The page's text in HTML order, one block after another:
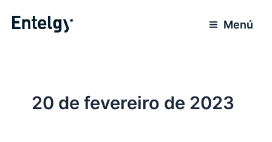
para
Menú
20 de fevereiro de 2023